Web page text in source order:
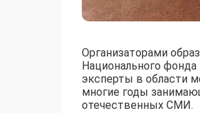
Организаторами
Национального
эксперты в области
многие годы
отечественных СМИ.